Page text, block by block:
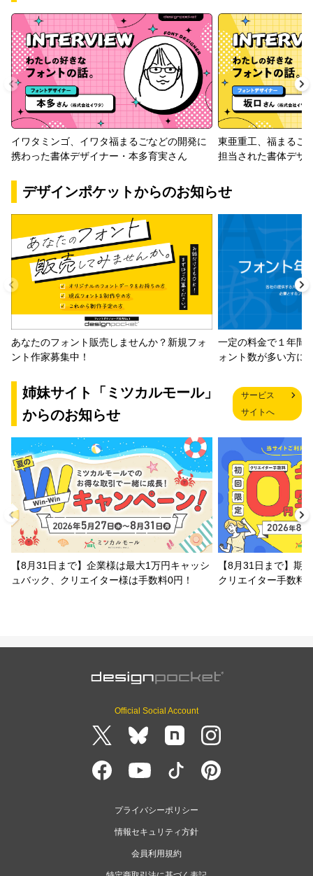
イワタミンゴ、イワタ福まるごなどの開発に
携わった書体デザイナー・本多育実さん
東亜重工、福まるご
担当された書体デザ
デザインポケットからのお知らせ
あなたのフォント販売しませんか？新規フォ
ント作家募集中！
一定の料金で１年間
ォント数が多い方に
姉妹サイト「ミツカルモール」
からのお知らせ
サービス
サイトへ
【8月31日まで】企業様は最大1万円キャッシ
ュバック、クリエイター様は手数料0円！
【8月31日まで】期
クリエイター手数料
Official Social Account
プライバシーポリシー
情報セキュリティ方針
会員利用規約